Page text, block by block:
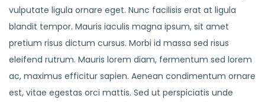
vulputate ligula ornare eget. Nunc facilisis erat at ligula
blandit tempor. Mauris iaculis magna ipsum, sit amet
pretium risus dictum cursus. Morbi id massa sed risus
eleifend rutrum. Mauris lorem diam, fermentum sed lorem
ac, maximus efficitur sapien. Aenean condimentum ornare
est, vitae egestas orci mattis. Sed ut perspiciatis unde